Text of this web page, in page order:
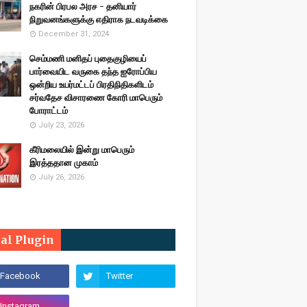
நகரின் பிரபல அரச - தனியார்
நிறுவனங்களுக்கு எதிராக நடவடிக்கை
December 31, 2024
செம்மணி மனிதப் புதைகுழியைப்
பார்வையிட வருகை தந்த ஐரோப்பிய
ஒன்றிய உயர்மட்டப் பிரதிநிதிகளிடம்
சர்வதேச விசாரணை கோரி மாபெரும்
போராட்டம்
July 23, 2026
கீரிமலையில் இன்று மாபெரும்
இரத்ததான முகாம்
July 26, 2026
Plugin